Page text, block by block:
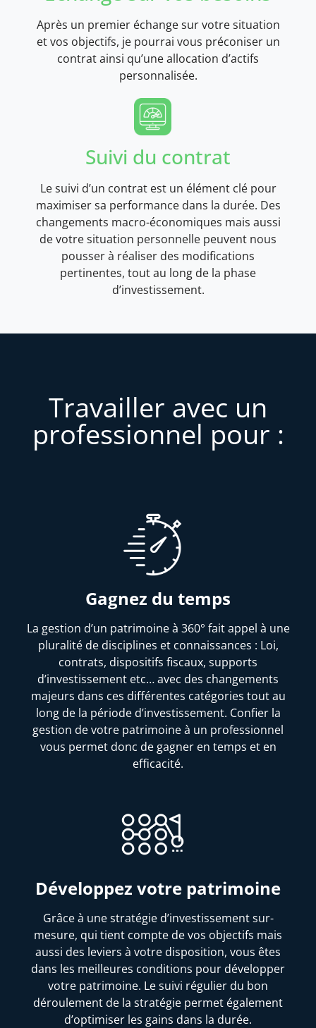
Après un premier échange sur votre situation
et vos objectifs, je pourrai vous préconiser un
contrat ainsi qu’une allocation d’actifs
personnalisée.
Suivi du contrat
Le suivi d’un contrat est un élément clé pour
maximiser sa performance dans la durée. Des
changements macro-économiques mais aussi
de votre situation personnelle peuvent nous
pousser à réaliser des modifications
pertinentes, tout au long de la phase
d’investissement.
Travailler avec un
professionnel pour :
Gagnez du temps
La gestion d’un patrimoine à 360° fait appel à une
pluralité de disciplines et connaissances : Loi,
contrats, dispositifs fiscaux, supports
d’investissement etc… avec des changements
majeurs dans ces différentes catégories tout au
long de la période d’investissement. Confier la
gestion de votre patrimoine à un professionnel
vous permet donc de gagner en temps et en
efficacité.
Développez votre patrimoine
Grâce à une stratégie d’investissement sur-
mesure, qui tient compte de vos objectifs mais
aussi des leviers à votre disposition, vous êtes
dans les meilleures conditions pour développer
votre patrimoine. Le suivi régulier du bon
déroulement de la stratégie permet également
d’optimiser les gains dans la durée.